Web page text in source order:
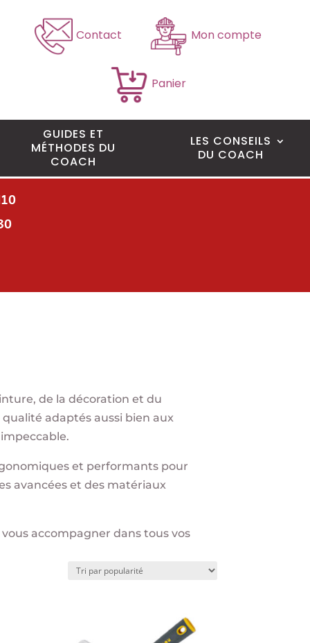
Contact Mon compte
Panier
GUIDES ET
MÉTHODES DU
COACH
LES CONSEILS
DU COACH
de la décoration et du
adaptés aussi bien aux
et performants pour
avancées et des matériaux
accompagner dans tous vos